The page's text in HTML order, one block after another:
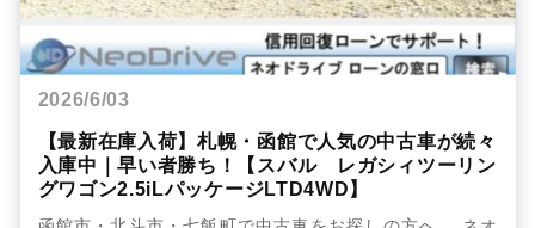
2026/6/03
【最新在庫入荷】札幌・函館で人気の中古車が続々
入庫中｜早い者勝ち！【スバル レガシィツーリン
グワゴン2.5iLパッケージLTD4WD】